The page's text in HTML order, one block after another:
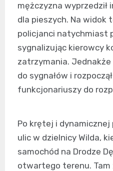
mężczyzna wyprzedził
dla pieszych. Na widok
policjanci natychmiast
sygnalizując kierowcy
zatrzymania.
do sygnałów i
funkcjonariuszy do
Po krętej i
ulic w dzielnicy Wilda,
samochód na Drodze
otwartego terenu. Tam